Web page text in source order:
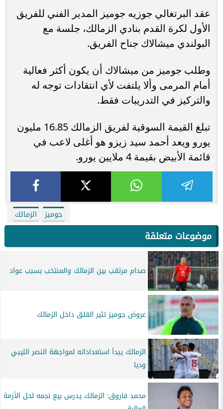
عقد البرتغالي جوزيه جوميز المدير الفني للفريق
الأول لكرة القدم بنادي الزمالك، جلسة مع
البولندي ميشالاك جناح الفريق.
وطلب جوميز من ميشالاك أن يكون أكثر فعالية
أمام المرمى وألا يلتفت لأي انتقادات توجه له
والتركيز في التدريبات فقط.
تبلغ القيمة السوقية لفريق الزمالك 16.85 مليون
يورو ويعد أحمد سيد زيزو هو أغلى لاعب في
قائمة الأبيض بقيمة 4 ملايين يورو.
جوميز الزمالك
موضوعات متعلقة
صدام مرتقب بين الزمالك والمنتخب بسبب عواد
عروض جوميز تثير القلق داخل الزمالك
الزمالك يبدأ استعداداته لمواجهة النصر الليبي
وديا
محمد فاروق: الزمالك يدرس بيع نجمه لحل الأزمة